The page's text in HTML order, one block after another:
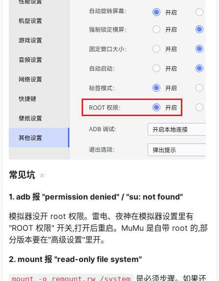
常见坑 #
1. adb 报 "permission denied" / "su: not found"
模拟器没开 root 权限。雷电、夜神在模拟器设置里有
"ROOT 权限" 开关,打开后重启。MuMu 是自带 root 的,部
分版本要在"高级设置"里开。
2. mount 报 "read-only file system"
mount -o remount,rw /system
是必须步骤。如果还